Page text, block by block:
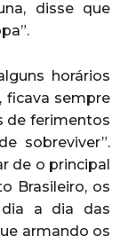
disse que
horários
ficava sempre
de ferimentos
sobreviver”.
de o principal
Brasileiro, os
a dia das
armando os